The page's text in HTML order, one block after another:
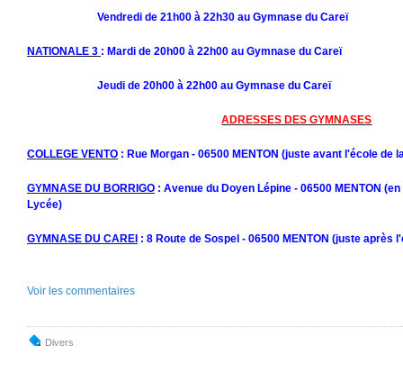
Vendredi de 21h00 à 22h30 au Gymnase du Careï
NATIONALE 3 : Mardi de 20h00 à 22h00 au Gymnase du Careï
Jeudi de 20h00 à 22h00 au Gymnase du Careï
ADRESSES DES GYMNASES
COLLEGE VENTO : Rue Morgan - 06500 MENTON (juste avant l'école de
GYMNASE DU BORRIGO : Avenue du Doyen Lépine - 06500 MENTON
Lycée)
GYMNASE DU CAREI : 8 Route de Sospel - 06500 MENTON (juste après
Voir les commentaires
Divers